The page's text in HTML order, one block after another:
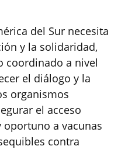
del Sur necesita
y la solidaridad,
coordinado a nivel
el diálogo y la
organismos
el acceso
a vacunas
contra